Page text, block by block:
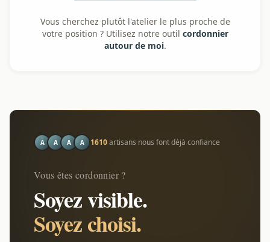
Vous cherchez plutôt l'atelier le plus proche de
votre position ? Utilisez notre outil cordonnier
autour de moi.
A A A A 1610artisans nous font déjà confiance
Vous êtes cordonnier ?
Soyez visible.
Soyez choisi.